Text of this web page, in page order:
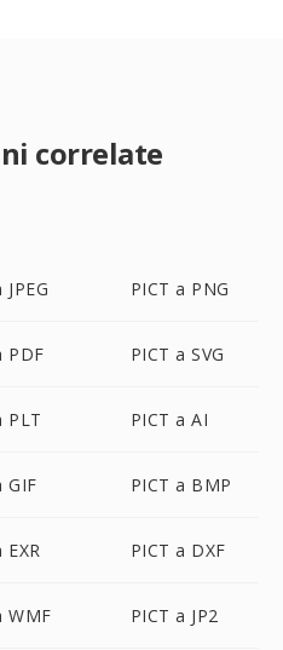
correlate
JPEG PICT a PNG
PDF PICT a SVG
PLT PICT a AI
GIF PICT a BMP
EXR PICT a DXF
WMF PICT a JP2